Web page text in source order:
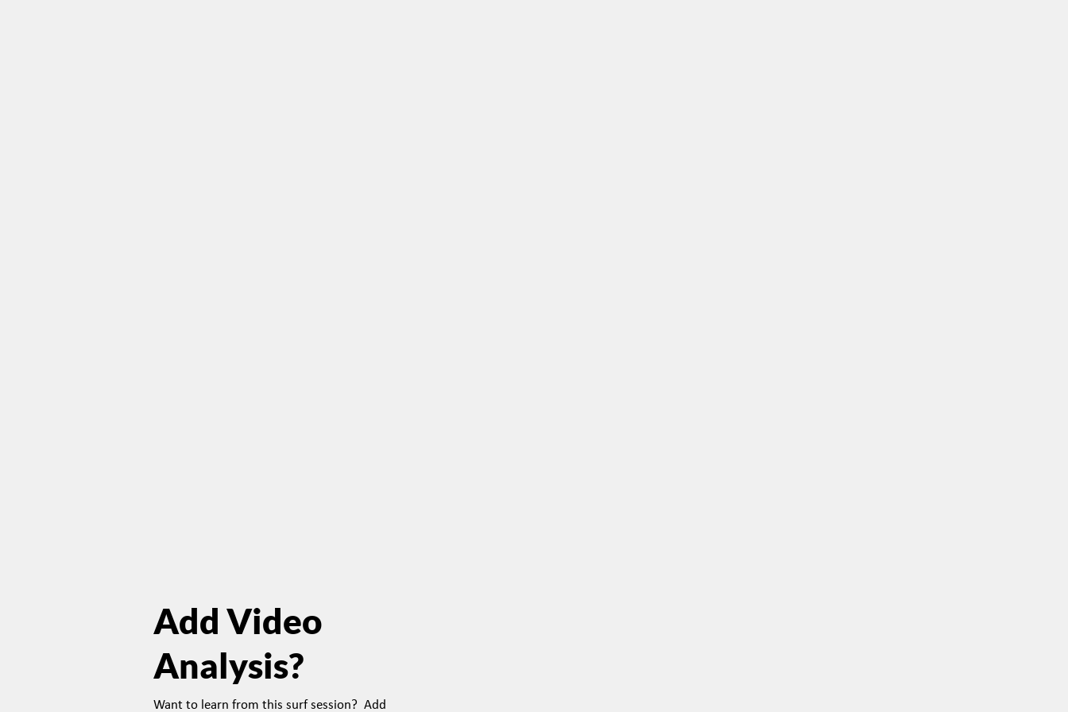
Add Video
Analysis?
Want to learn from this surf session? Add